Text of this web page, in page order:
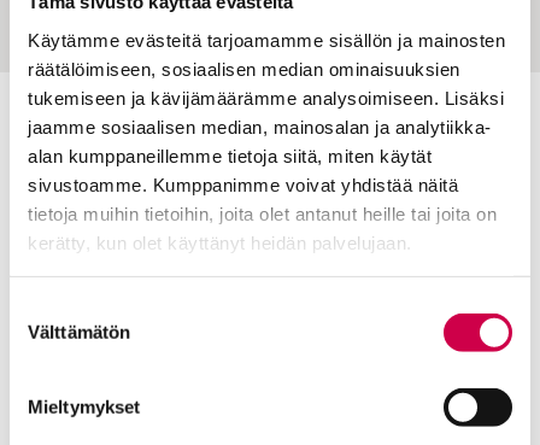
Käytämme evästeitä tarjoamamme sisällön ja mainosten
räätälöimiseen, sosiaalisen median ominaisuuksien
tukemiseen ja kävijämäärämme analysoimiseen. Lisäksi
jaamme sosiaalisen median, mainosalan ja analytiikka-
alan kumppaneillemme tietoja siitä, miten käytät
sivustoamme. Kumppanimme voivat yhdistää näitä
tietoja muihin tietoihin, joita olet antanut heille tai joita on
kerätty, kun olet käyttänyt heidän palvelujaan.
valinta
Välttämätön
Mieltymykset
Toimitus
Yhteystiedot
Postiosoite
PL 48, 08101 LOHJA
Sana-lehden kampanjat